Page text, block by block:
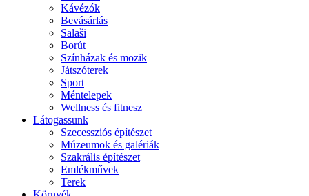
Kávézók
Bevásárlás
Salaši
Borút
Színházak és mozik
Játszóterek
Sport
Méntelepek
Wellness és fitnesz
Látogassunk
Szecessziós építészet
Múzeumok és galériák
Szakrális építészet
Emlékművek
Terek